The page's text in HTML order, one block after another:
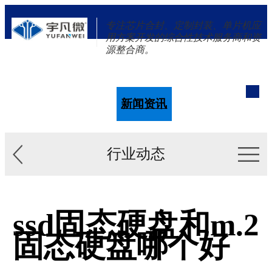
专注芯片合封、定制封装、单片机应
用方案开发的综合性技术服务商和资
源整合商。
新闻资讯
行业动态
ssd固态硬盘和m.2
固态硬盘哪个好